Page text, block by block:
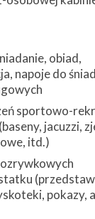
obiad,
napoje do
sportowo-
jacuzzi,
itd.)
pokazy,